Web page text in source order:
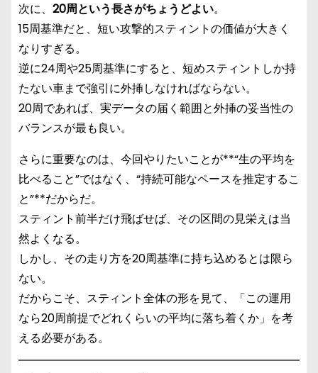
次に、 20周という長さがちょうどよい。
15周基準だと、短い攻撃的スティントの価値が大きく
なりすぎる。
逆に24周や25周基準にすると、短めスティントしか持
たない車まで強引に外挿しなければならない。
20周であれば、実データの届く範囲と外挿の妥当性の
バランスが最も良い。
さらに重要なのは、今回やりたいことが**“生の平均を
比べること”ではなく、“持続可能なペースを推定するこ
と”**だからだ。
スティント前半だけ飛ばせば、その区間の見栄えは当
然よくなる。
しかし、その走り方を20周基準に持ち込めるとは限ら
ない。
だからこそ、スティント全体の形を見て、「この運用
なら20周前提でどれくらいの平均に落ち着くか」を考
える必要がある。